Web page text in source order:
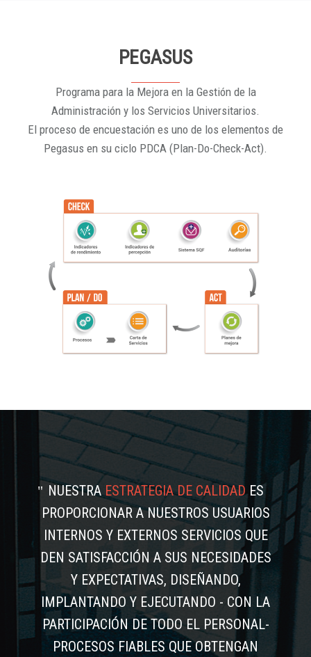
PEGASUS
Programa para la Mejora en la Gestión de la
Administración y los Servicios Universitarios.
El proceso de encuestación es uno de los elementos de
Pegasus en su ciclo PDCA (Plan-Do-Check-Act).
NUESTRAESTRATEGIA DE CALIDADES
PROPORCIONAR A NUESTROS USUARIOS
INTERNOS Y EXTERNOS SERVICIOS QUE
DEN SATISFACCIÓN A SUS NECESIDADES
Y EXPECTATIVAS, DISEÑANDO,
IMPLANTANDO Y EJECUTANDO - CON LA
PARTICIPACIÓN DE TODO EL PERSONAL-
PROCESOS FIABLES QUE OBTENGAN